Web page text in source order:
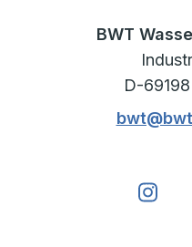
BWT
D-